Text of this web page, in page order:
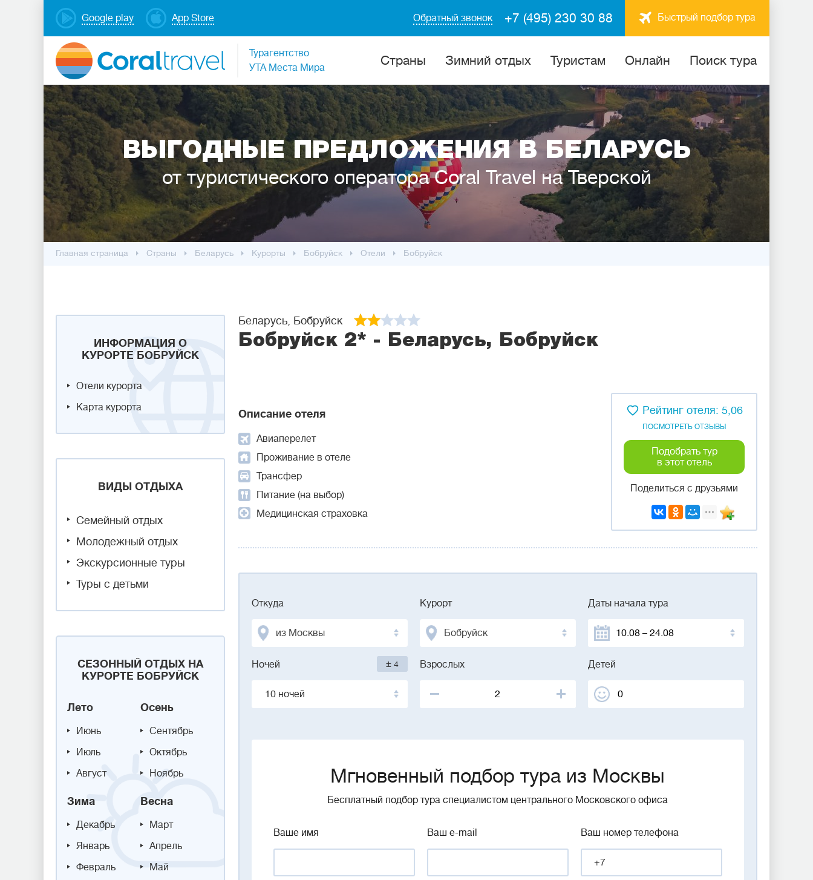
Google play App Store Быстрый подбор тура
+7 (495) 230 30 88
Обратный звонок
Турагентство
УТА Места Мира
Cтраны Зимний отдых Туристам Онлайн Поиск тура
ВЫГОДНЫЕ ПРЕДЛОЖЕНИЯ В БЕЛАРУСЬ
от туристического оператора Coral Travel на Тверской
Главная страница Cтраны Беларусь Курорты Бобруйск Отели Бобруйск
ИНФОРМАЦИЯ О
КУРОРТЕ БОБРУЙСК
Отели курорта
Карта курорта
ВИДЫ ОТДЫХА
Семейный отдых
Молодежный отдых
Экскурсионные туры
Туры с детьми
СЕЗОННЫЙ ОТДЫХ НА
КУРОРТЕ БОБРУЙСК
Лето
Июнь
Июль
Август
Осень
Сентябрь
Октябрь
Ноябрь
Зима
Декабрь
Январь
Февраль
Весна
Март
Апрель
Май
Беларусь, Бобруйск
Бобруйск 2* - Беларусь, Бобруйск
Описание отеля
Авиаперелет
Проживание в отеле
Трансфер
Питание (на выбор)
Медицинская страховка
ПОСМОТРЕТЬ ОТЗЫВЫ
Рейтинг отеля: 5,06
Подобрать тур
в этот отель
Поделиться с друзьями
Откуда
из Москвы
Курорт
Бобруйск
Даты начала тура
Ночей ±4
10 ночей
Взрослых Детей
Мгновенный подбор тура из Москвы
Бесплатный подбор тура специалистом центрального Московского офиса
Ваше имя Ваш e-mail Ваш номер телефона